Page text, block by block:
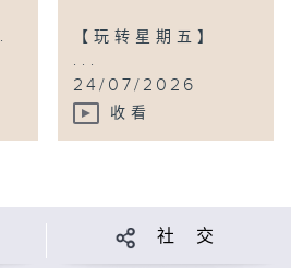
【玩转星期五】
...
24/07/2026
收看
社 交